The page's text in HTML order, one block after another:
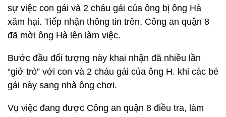
sự việc con gái và 2 cháu gái của ông bị ông Hà
xâm hại. Tiếp nhận thông tin trên, Công an quận 8
đã mời ông Hà lên làm việc.
Bước đầu đối tượng này khai nhận đã nhiều lần
“giở trò” với con và 2 cháu gái của ông H. khi các bé
gái này sang nhà ông chơi.
Vụ việc đang được Công an quận 8 điều tra, làm